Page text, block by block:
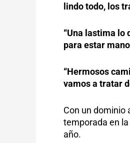
lindo todo, los
“Una lastima lo
para estar
“Hermosos
vamos a tratar
Con un dominio
temporada en
año.